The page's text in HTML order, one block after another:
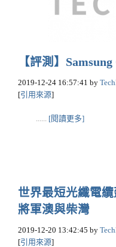
【評測】
2019-12-24 16:57:41 by
[引用來源]
...... [閱讀更多]
世界最短光纖電
將軍澳與柴灣
2019-12-20 13:42:45 by
[引用來源]